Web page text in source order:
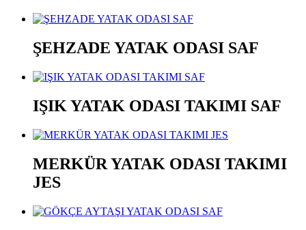
ŞEHZADE YATAK ODASI SAF
IŞIK YATAK ODASI TAKIMI SAF
MERKÜR YATAK ODASI TAKIMI
JES